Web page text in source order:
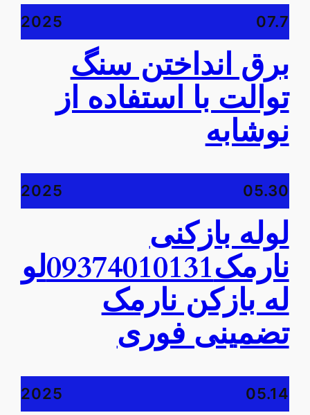
07.7
2025
برق انداختن سنگ
توالت با استفاده از
نوشابه
05.30
2025
لوله بازکنی
نارمک09374010131لو
له بازکن نارمک
تضمینی فوری
05.14
2025